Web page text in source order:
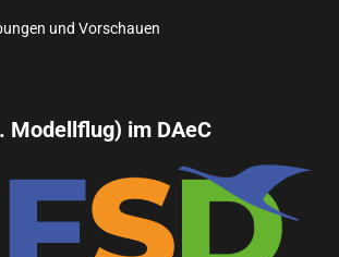
und Vorschauen
Modellflug) im DAeC